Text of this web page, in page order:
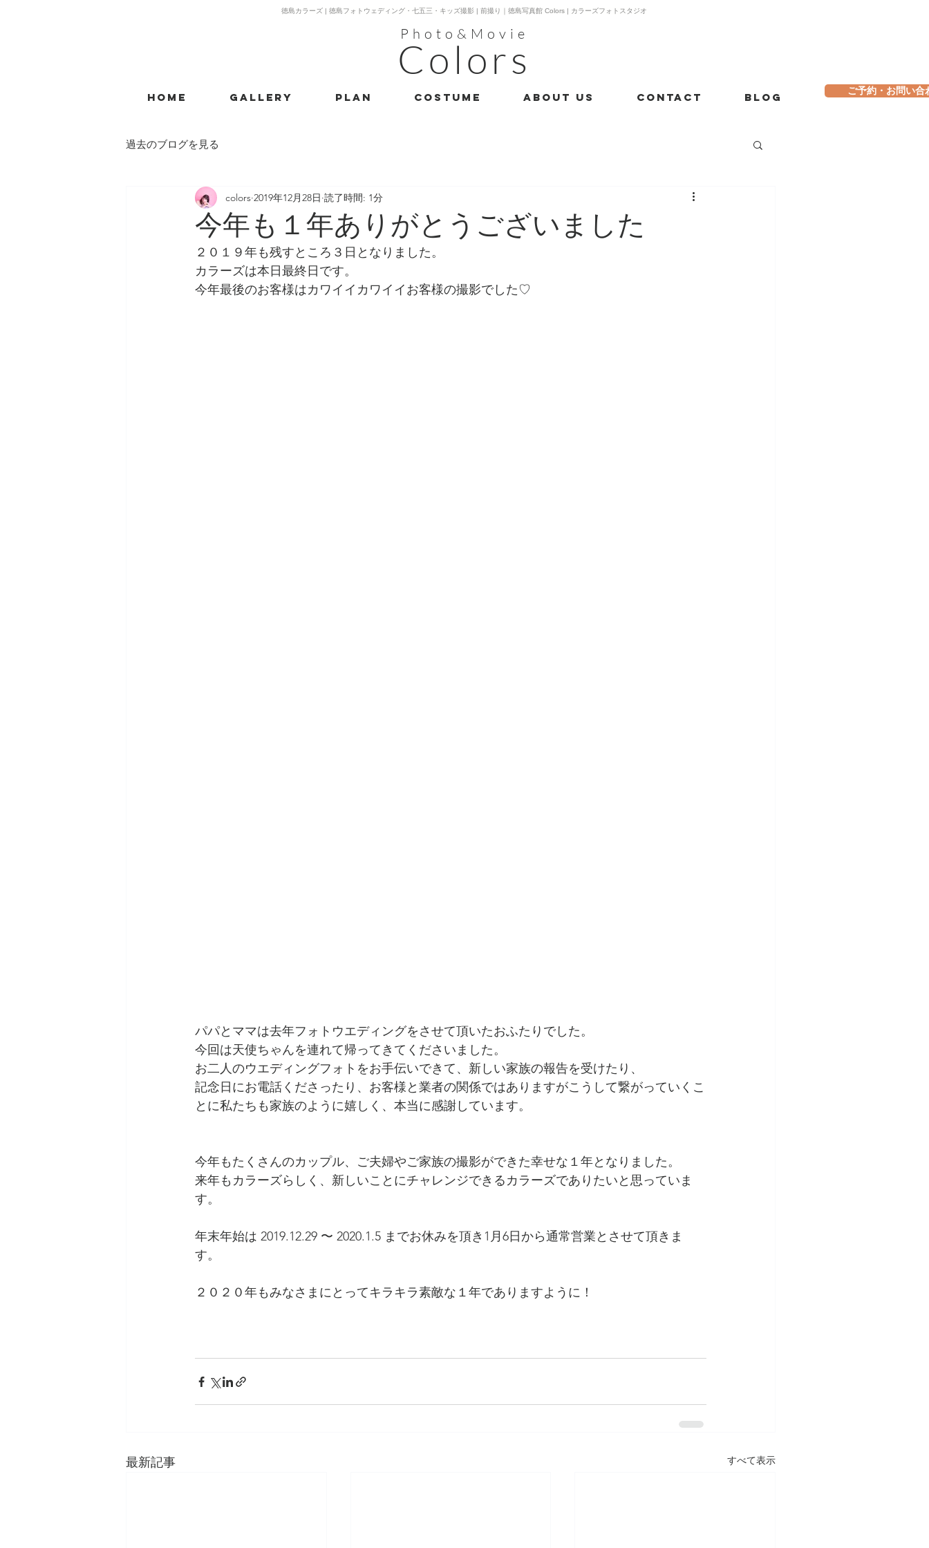
​徳島カラーズ | 徳島フォトウェディング・七五三・キッズ撮影 | 前撮り｜徳島写真館 Colors | カラーズフォトスタジオ
Photo&Movie
Colors
Home Gallery PLAN costume About us Contact Blog ご予約・お問い合
過去のブログを見る
今年も１年ありがとうございました
colors 2019年12月28日 読了時間: 1分
２０１９年も残すところ３日となりました。
カラーズは本日最終日です。
今年最後のお客様はカワイイカワイイお客様の撮影でした♡
パパとママは去年フォトウエディングをさせて頂いたおふたりでした。
今回は天使ちゃんを連れて帰ってきてくださいました。
お二人のウエディングフォトをお手伝いできて、新しい家族の報告を受けたり、
記念日にお電話くださったり、お客様と業者の関係ではありますがこうして繋がっていくこ
とに私たちも家族のように嬉しく、本当に感謝しています。
今年もたくさんのカップル、ご夫婦やご家族の撮影ができた幸せな１年となりました。
来年もカラーズらしく、新しいことにチャレンジできるカラーズでありたいと思っていま
す。
年末年始は 2019.12.29 〜 2020.1.5 までお休みを頂き1月6日から通常営業とさせて頂きま
す。
２０２０年もみなさまにとってキラキラ素敵な１年でありますように！
最新記事 すべて表示